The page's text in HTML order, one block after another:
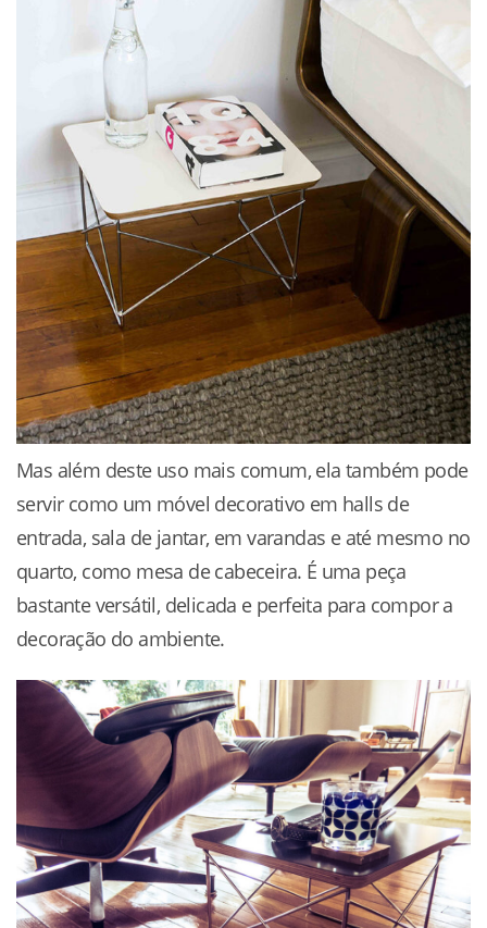
Mas além deste uso mais comum, ela também pode
servir como um móvel decorativo em halls de
entrada, sala de jantar, em varandas e até mesmo no
quarto, como mesa de cabeceira. É uma peça
bastante versátil, delicada e perfeita para compor a
decoração do ambiente.